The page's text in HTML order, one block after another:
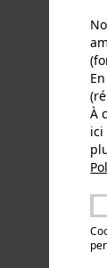
À
ici